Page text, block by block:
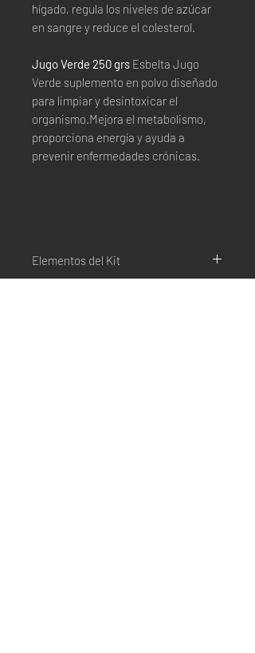
hígado, regula los niveles de azúcar
en sangre y reduce el colesterol.
Jugo Verde 250 grs Esbelta Jugo
Verde suplemento en polvo diseñado
para limpiar y desintoxicar el
organismo.Mejora el metabolismo,
proporciona energía y ayuda a
prevenir enfermedades crónicas.
Elementos del Kit